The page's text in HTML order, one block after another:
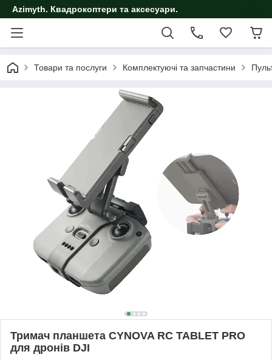
Azimyth. Квадрокоптери та аксесуари.
Товари та послуги Комплектуючі та запчастини
Тримач планшета CYNOVA RC TABLET PRO
для дронів DJI